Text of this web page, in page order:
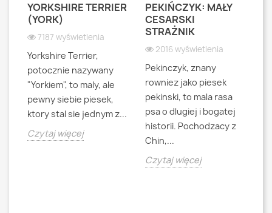
YORKSHIRE TERRIER
(YORK)
7187 wyświetlenia
Yorkshire Terrier,
potocznie nazywany
"Yorkiem", to maly, ale
pewny siebie piesek,
ktory stal sie jednym z...
Czytaj więcej
PEKIŃCZYK: MAŁY
CESARSKI
STRAŻNIK
2016 wyświetlenia
Pekinczyk, znany
rowniez jako piesek
pekinski, to mala rasa
psa o dlugiej i bogatej
historii. Pochodzacy z
Chin,...
Czytaj więcej